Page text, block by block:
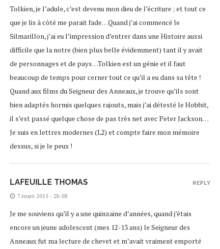
Tolkien, je l’adule, c’est devenu mon dieu de l’écriture ; et tout ce
que je lis à côté me parait fade…Quand j’ai commencé le
Silmarillon, j’ai eu l’impression d’entrer dans une Histoire aussi
difficile que la notre (bien plus belle évidemment) tant il y avait
de personnages et de pays…Tolkien est un génie et il faut
beaucoup de temps pour cerner tout ce qu’il a eu dans sa tête !
Quand aux films du Seigneur des Anneaux, je trouve qu’ils sont
bien adaptés hormis quelques rajouts, mais j’ai détesté le Hobbit,
il s’est passé quelque chose de pas très net avec Peter Jackson…
Je suis en lettres modernes (L2) et compte faire mon mémoire
dessus, si je le peux !
LAFEUILLE THOMAS
7 mars 2015 - 2h 08
Je me souviens qu’il y a une quinzaine d’années, quand j’étais
encore un jeune adolescent (mes 12-13 ans) le Seigneur des
Anneaux fut ma lecture de chevet et m’avait vraiment emporté
REPLY